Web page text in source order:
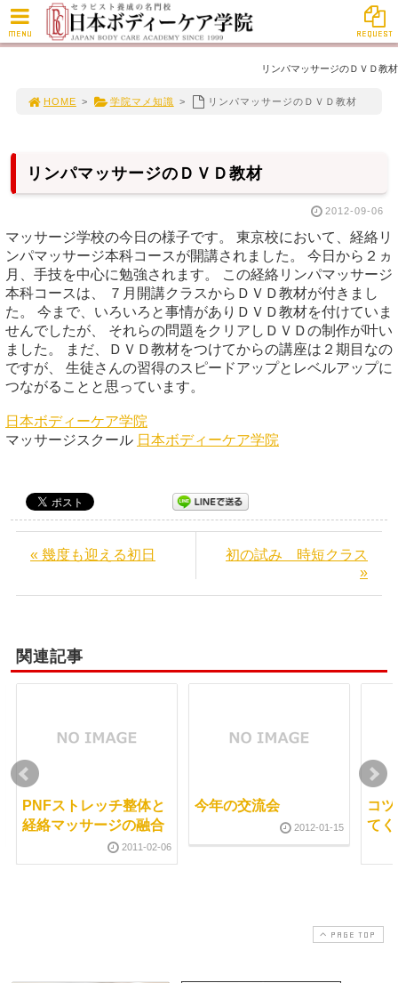
リンパマッサージのＤＶＤ教材
HOME > 学院マメ知識 > リンパマッサージのＤＶＤ教材
リンパマッサージのＤＶＤ教材
2012-09-06
マッサージ学校の今日の様子です。 東京校において、経絡リ
ンパマッサージ本科コースが開講されました。 今日から２ヵ
月、手技を中心に勉強されます。 この経絡リンパマッサージ
本科コースは、 ７月開講クラスからＤＶＤ教材が付きまし
た。 今まで、いろいろと事情がありＤＶＤ教材を付けていま
せんでしたが、 それらの問題をクリアしＤＶＤの制作が叶い
ました。 まだ、ＤＶＤ教材をつけてからの講座は２期目なの
ですが、 生徒さんの習得のスピードアップとレベルアップに
つながることと思っています。
日本ボディーケア学院
マッサージスクール 日本ボディーケア学院
« 幾度も迎える初日
初の試み 時短クラス
»
関連記事
PNFストレッチ整体と
経絡マッサージの融合
2011-02-06
今年の交流会
2012-01-15
コ
て
PAGE TOP
MENU REQUEST